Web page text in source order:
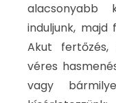
alacsonyabb
induljunk,
Akut fertőzés,
véres
vagy